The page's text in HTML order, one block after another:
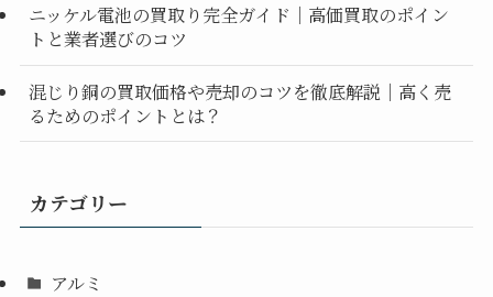
ニッケル電池の買取り完全ガイド｜高価買取のポイン
トと業者選びのコツ
混じり銅の買取価格や売却のコツを徹底解説｜高く売
るためのポイントとは？
カテゴリー
アルミ